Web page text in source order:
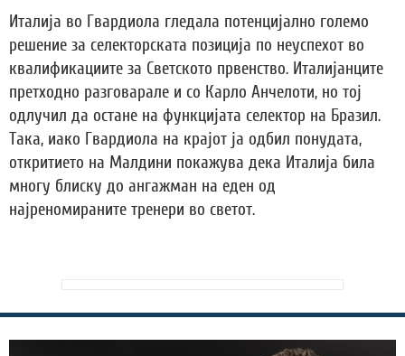
Италија во Гвардиола гледала потенцијално големо
решение за селекторската позиција по неуспехот во
квалификациите за Светското првенство. Италијанците
претходно разговарале и со Карло Анчелоти, но тој
одлучил да остане на функцијата селектор на Бразил.
Така, иако Гвардиола на крајот ја одбил понудата,
откритието на Малдини покажува дека Италија била
многу блиску до ангажман на еден од
најреномираните тренери во светот.